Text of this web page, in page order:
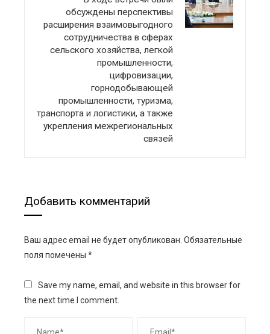
обсуждены перспективы
расширения взаимовыгодного
сотрудничества в сферах
сельского хозяйства, легкой
промышленности,
цифровизации,
горнодобывающей
промышленности, туризма,
транспорта и логистики, а также
укрепления межрегиональных
связей
Добавить комментарий
Ваш адрес email не будет опубликован. Обязательные
поля помечены *
Save my name, email, and website in this browser for
the next time I comment.